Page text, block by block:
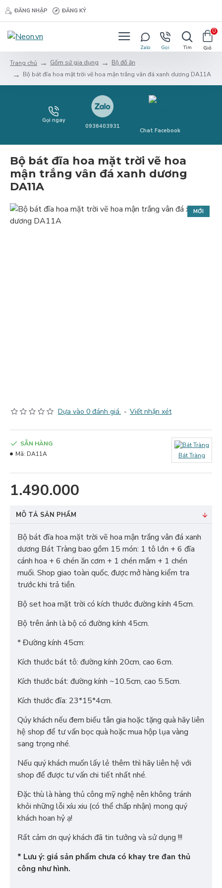
ĐĂNG NHẬP ĐĂNG KÝ
0
Trang chủ Gốm sứ gia dụng
Bộ đồ ăn
Bộ bát đĩa hoa mặt trời vẽ hoa mận trắng vân đá xanh dương DA11A
Gọi ngay
0936403931
Chat Facebook
Bộ bát đĩa hoa mặt trời vẽ hoa
mận trắng vân đá xanh dương
DA11A
MỚI
Dựa vào 0 đánh giá. - Viết nhận xét
1.490.000
SẴN HÀNG
Mã: DA11A Bát Tràng
MÔ TẢ SẢN PHẨM
Bộ bát đĩa hoa mặt trời vẽ hoa mận trắng vân đá xanh
dương Bát Tràng bao gồm 15 món: 1 tô lớn + 6 đĩa
cánh hoa + 6 chén ăn cơm + 1 chén mắm + 1 chén
muối. Shop giao toàn quốc, được mở hàng kiểm tra
trước khi trả tiền.
Bộ set hoa mặt trời có kích thước đường kính 45cm.
Bộ trên ảnh là bộ có đường kính 45cm.
* Đường kính 45cm:
Kích thước bát tô: đường kính 20cm, cao 6cm.
Kích thước bát: đường kính ~10.5cm, cao 5.5cm.
Kích thước đĩa: 23*15*4cm.
Qúy khách nếu đem biếu tân gia hoặc tặng quà hãy liên
hệ shop để tư vấn bọc quà hoặc mua hộp lụa vàng
sang trọng nhé.
Nếu quý khách muốn lấy lẻ thêm thì hãy liên hệ với
shop để được tư vấn chi tiết nhất nhé.
Đặc thù là hàng thủ công mỹ nghệ nên không tránh
khỏi những lỗi xíu xiu (có thể chấp nhận) mong quý
khách hoan hỷ ạ!
Rất cảm ơn quý khách đã tin tưởng và sử dụng !!!
* Lưu ý: giá sản phẩm chưa có khay tre đan thủ
công như hình.